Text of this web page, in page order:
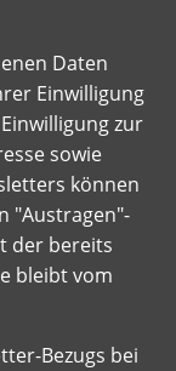
Daten
Einwilligung
zur
sowie
können
"Austragen"-
der bereits
bleibt vom
Bezugs bei